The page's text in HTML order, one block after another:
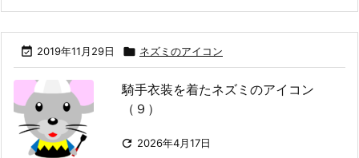
 2019年11月29日  ネズミのアイコン
騎手衣装を着たネズミのアイコン
（９）
 2026年4月17日